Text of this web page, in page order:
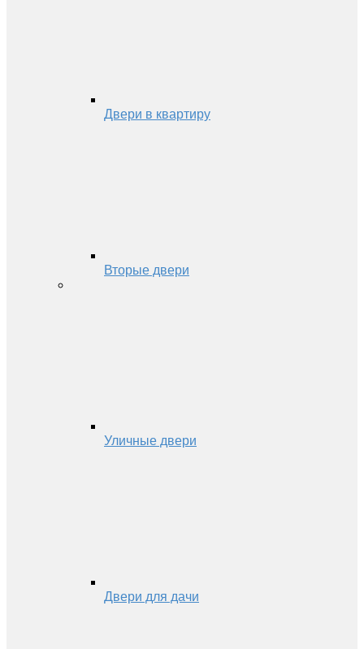
Двери в квартиру
Вторые двери
Уличные двери
Двери для дачи